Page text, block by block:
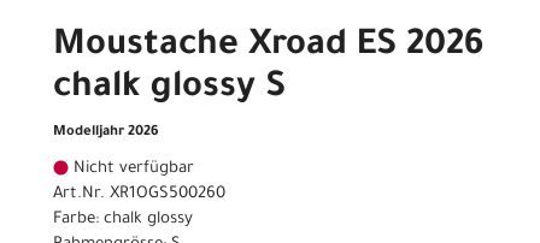
Moustache Xroad ES 2026
chalk glossy S
Modelljahr 2026
Nicht verfügbar
Art.Nr. XR1OGS500260
Farbe: chalk glossy